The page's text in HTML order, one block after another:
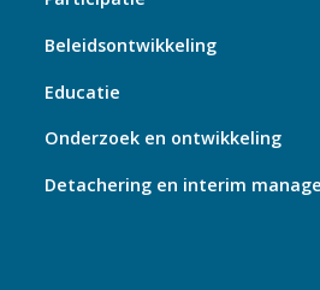
Beleidsontwikkeling
Educatie
Onderzoek en ontwikkeling
Detachering en interim